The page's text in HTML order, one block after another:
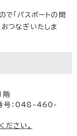
で「パスポートの問
つなぎいたしま
階
号：048-460-
ださい。